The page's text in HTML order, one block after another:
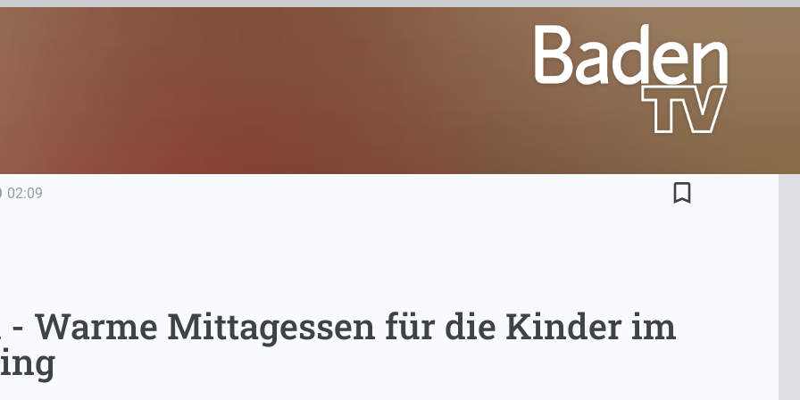
02:09 bookmark_border
Warme Mittagessen für die Kinder im